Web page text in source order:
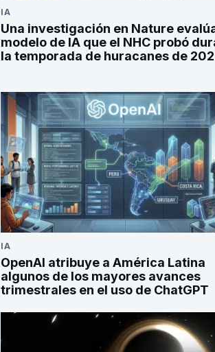
IA
Una investigación en Nature
modelo de IA que el NHC probó
la temporada de huracanes de
IA
OpenAI atribuye a América Latina
algunos de los mayores avances
trimestrales en el uso de ChatGPT